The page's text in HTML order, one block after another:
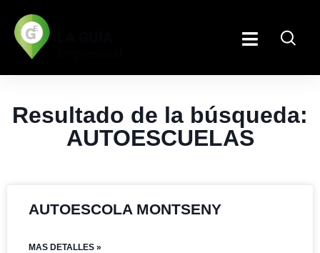
Resultado de la búsqueda:
AUTOESCUELAS
AUTOESCOLA MONTSENY
MAS DETALLES »